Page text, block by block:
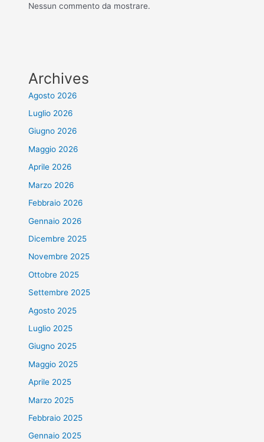
Nessun commento da mostrare.
Archives
Agosto 2026
Luglio 2026
Giugno 2026
Maggio 2026
Aprile 2026
Marzo 2026
Febbraio 2026
Gennaio 2026
Dicembre 2025
Novembre 2025
Ottobre 2025
Settembre 2025
Agosto 2025
Luglio 2025
Giugno 2025
Maggio 2025
Aprile 2025
Marzo 2025
Febbraio 2025
Gennaio 2025